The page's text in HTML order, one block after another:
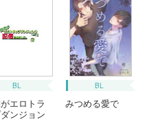
BL
エロトラ
ンジョン
BL
みつめる愛で